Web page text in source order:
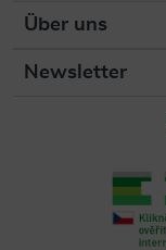
Über uns
Newsletter